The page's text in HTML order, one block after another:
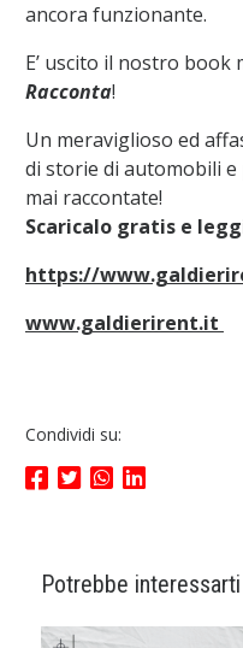
ancora funzionante.
E’ uscito il nostro book
Racconta!
Un meraviglioso ed
di storie di automobili e
mai raccontate!
Scaricalo gratis e
https://
www.galdierirent.it
Condividi su:
Potrebbe